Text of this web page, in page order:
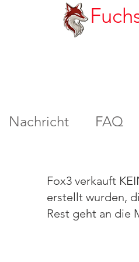
Nachricht FAQ
Fox3 verkauft
erstellt wurden,
Rest geht an die